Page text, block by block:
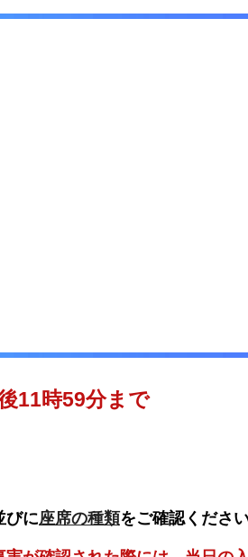
11時59分まで
びに座席の種類をご確認ください